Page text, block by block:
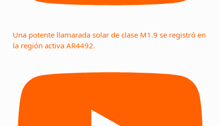
Una potente llamarada solar de clase M1.9 se registró en
la región activa AR4492.